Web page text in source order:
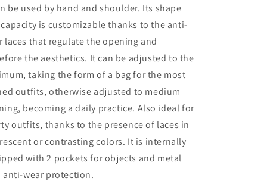
be used by hand and shoulder. Its shape
is customizable thanks to the anti-
laces that regulate the opening and
the aesthetics. It can be adjusted to the
taking the form of a bag for the most
outfits, otherwise adjusted to medium
becoming a daily practice. Also ideal for
outfits, thanks to the presence of laces in
or contrasting colors. It is internally
with 2 pockets for objects and metal
anti-wear protection.